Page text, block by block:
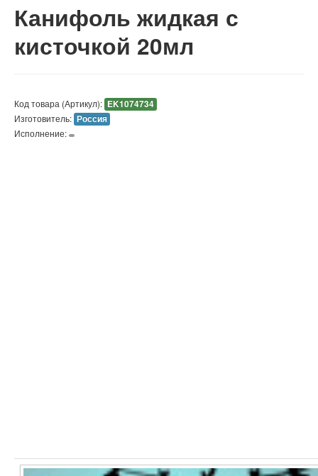
Канифоль жидкая с
кисточкой 20мл
Код товара (Артикул): EK1074734
Изготовитель: Россия
Исполнение: